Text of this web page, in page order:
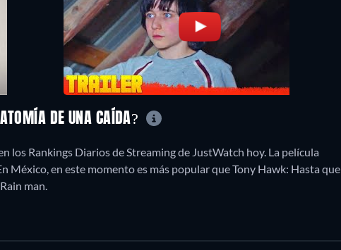
DE UNA CAÍDA?
los Rankings Diarios de Streaming de JustWatch hoy. La película
México, en este momento es más popular que Tony Hawk: Hasta que
man.